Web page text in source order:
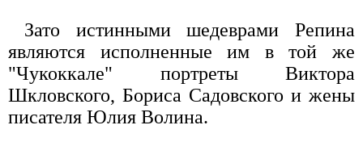
Зато истинными шедеврами Репина
являются исполненные им в той же
"Чукоккале" портреты Виктора
Шкловского, Бориса Садовского и жены
писателя Юлия Волина.